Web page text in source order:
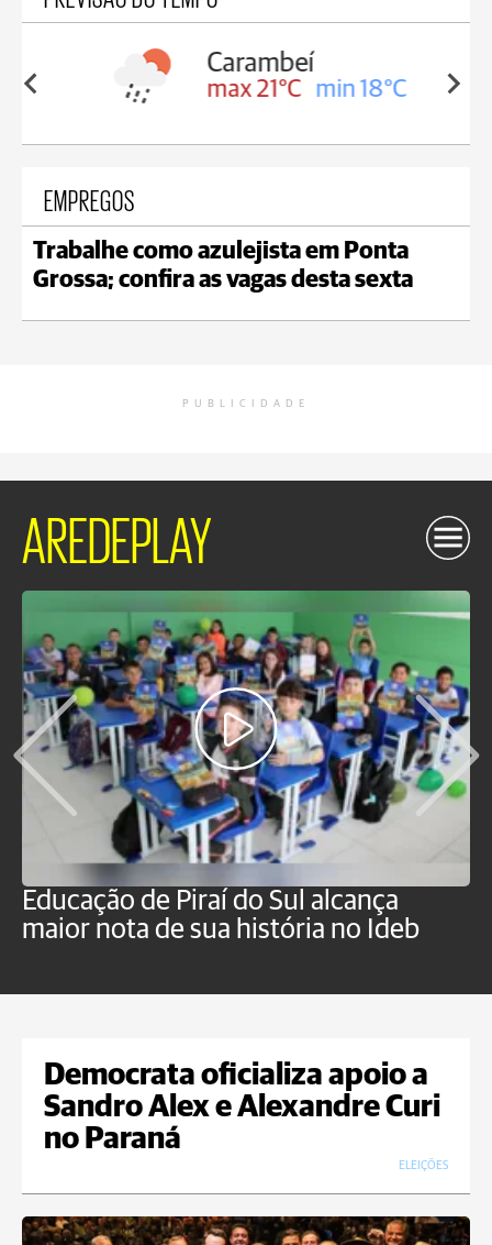
18°C
Carambeí
max 21°C min 18°C
EMPREGOS
Trabalhe como azulejista em Ponta
Grossa; confira as vagas desta sexta
PUBLICIDADE
AREDEPLAY
Educação de Piraí do Sul alcança
maior nota de sua história no Ideb
Democrata oficializa apoio a
Sandro Alex e Alexandre Curi
no Paraná
ELEIÇÕES